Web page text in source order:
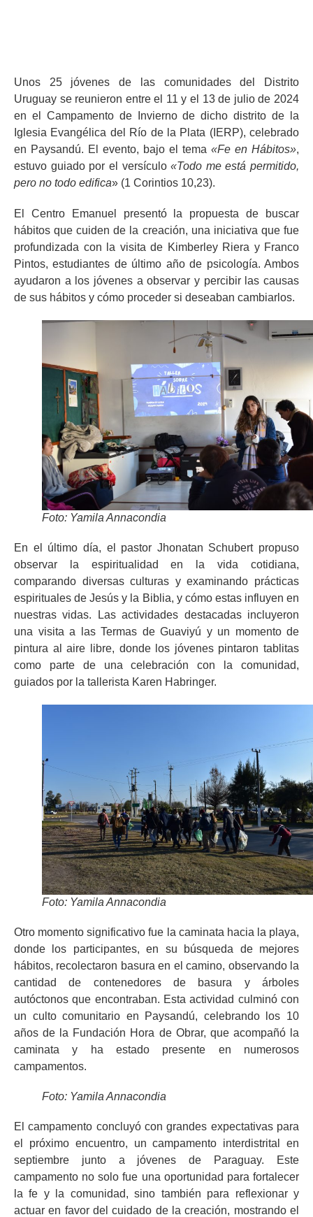
Unos 25 jóvenes de las comunidades del Distrito
Uruguay se reunieron entre el 11 y el 13 de julio de 2024
en el Campamento de Invierno de dicho distrito de la
Iglesia Evangélica del Río de la Plata (IERP), celebrado
en Paysandú. El evento, bajo el tema «Fe en Hábitos»,
estuvo guiado por el versículo«Todo me está permitido,
pero no todo edifica» (1 Corintios 10,23).
El Centro Emanuel presentó la propuesta de buscar
hábitos que cuiden de la creación, una iniciativa que fue
profundizada con la visita de Kimberley Riera y Franco
Pintos, estudiantes de último año de psicología. Ambos
ayudaron a los jóvenes a observar y percibir las causas
de sus hábitos y cómo proceder si deseaban cambiarlos.
Foto: Yamila Annacondia
En el último día, el pastor Jhonatan Schubert propuso
observar la espiritualidad en la vida cotidiana,
comparando diversas culturas y examinando prácticas
espirituales de Jesús y la Biblia, y cómo estas influyen en
nuestras vidas. Las actividades destacadas incluyeron
una visita a las Termas de Guaviyú y un momento de
pintura al aire libre, donde los jóvenes pintaron tablitas
como parte de una celebración con la comunidad,
guiados por la tallerista Karen Habringer.
Foto: Yamila Annacondia
Otro momento significativo fue la caminata hacia la playa,
donde los participantes, en su búsqueda de mejores
hábitos, recolectaron basura en el camino, observando la
cantidad de contenedores de basura y árboles
autóctonos que encontraban. Esta actividad culminó con
un culto comunitario en Paysandú, celebrando los 10
años de la Fundación Hora de Obrar, que acompañó la
caminata y ha estado presente en numerosos
campamentos.
Foto: Yamila Annacondia
El campamento concluyó con grandes expectativas para
el próximo encuentro, un campamento interdistrital en
septiembre junto a jóvenes de Paraguay. Este
campamento no solo fue una oportunidad para fortalecer
la fe y la comunidad, sino también para reflexionar y
actuar en favor del cuidado de la creación, mostrando el